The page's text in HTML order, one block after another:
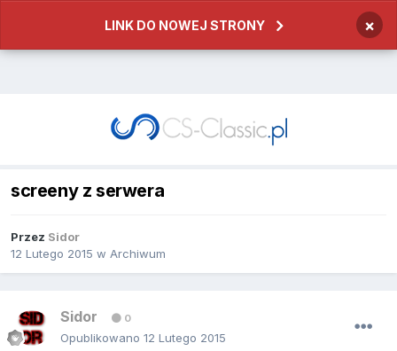
LINK DO NOWEJ STRONY ×
screeny z serwera
Przez Sidor
12 Lutego 2015 w Archiwum
Sidor 0
Opublikowano 12 Lutego 2015